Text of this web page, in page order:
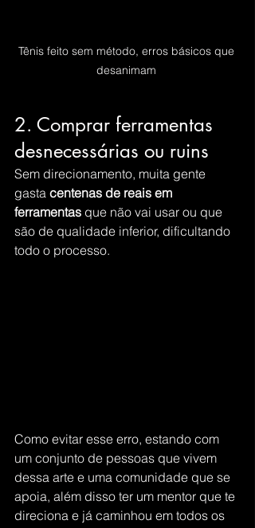
Tênis feito sem método, erros básicos que
desanimam
2. Comprar ferramentas
desnecessárias ou ruins
Sem direcionamento, muita gente
gasta centenas de reais em
ferramentas que não vai usar ou que
são de qualidade inferior, dificultando
todo o processo.
Como evitar esse erro, estando com
um conjunto de pessoas que vivem
dessa arte e uma comunidade que se
apoia, além disso ter um mentor que te
direciona e já caminhou em todos os